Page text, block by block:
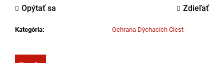
Kategória: Ochrana Dýchacích Ciest
Opýtať sa Zdieľať
NOMEX®/
VISKOZE
355,00